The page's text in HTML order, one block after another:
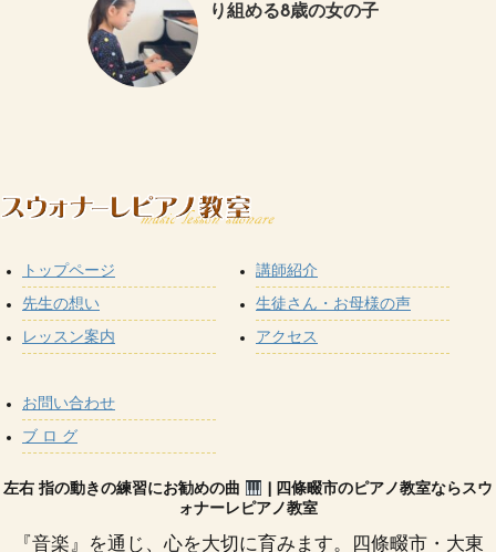
り組める8歳の女の子
トップページ
先生の想い
レッスン案内
講師紹介
生徒さん・お母様の声
アクセス
お問い合わせ
ブ ロ グ
左右 指の動きの練習にお勧めの曲
| 四條畷市のピアノ教室ならスウ
ォナーレピアノ教室
『音楽』を通じ、心を大切に育みます。四條畷市・大東